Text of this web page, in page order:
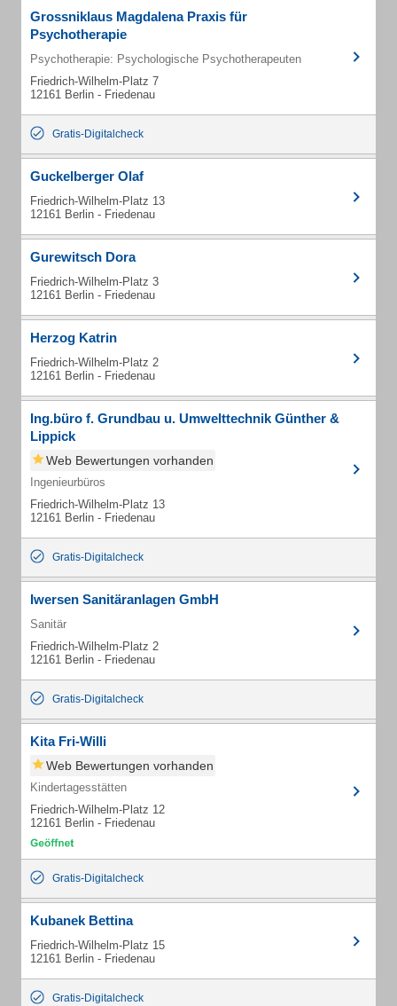
Grossniklaus Magdalena Praxis für
Psychotherapie
Psychotherapie: Psychologische Psychotherapeuten
Friedrich-Wilhelm-Platz 7
12161 Berlin - Friedenau
Gratis-Digitalcheck
Guckelberger Olaf
Friedrich-Wilhelm-Platz 13
12161 Berlin - Friedenau
Gurewitsch Dora
Friedrich-Wilhelm-Platz 3
12161 Berlin - Friedenau
Herzog Katrin
Friedrich-Wilhelm-Platz 2
12161 Berlin - Friedenau
Ing.büro f. Grundbau u. Umwelttechnik Günther &
Lippick
Web Bewertungen vorhanden
Ingenieurbüros
Friedrich-Wilhelm-Platz 13
12161 Berlin - Friedenau
Gratis-Digitalcheck
Iwersen Sanitäranlagen GmbH
Sanitär
Friedrich-Wilhelm-Platz 2
12161 Berlin - Friedenau
Gratis-Digitalcheck
Kita Fri-Willi
Web Bewertungen vorhanden
Kindertagesstätten
Friedrich-Wilhelm-Platz 12
12161 Berlin - Friedenau
Gratis-Digitalcheck
Kubanek Bettina
Friedrich-Wilhelm-Platz 15
12161 Berlin - Friedenau
Gratis-Digitalcheck